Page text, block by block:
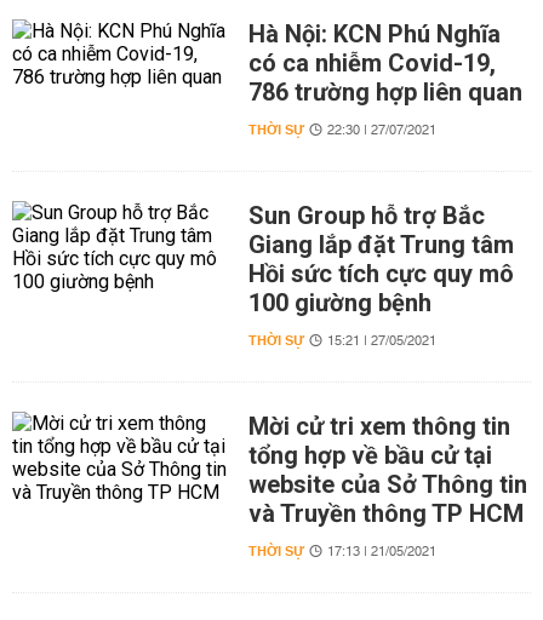
Hà Nội: KCN Phú Nghĩa
có ca nhiễm Covid-19,
786 trường hợp liên quan
THỜI SỰ 22:30 | 27/07/2021
Sun Group hỗ trợ Bắc
Giang lắp đặt Trung tâm
Hồi sức tích cực quy mô
100 giường bệnh
THỜI SỰ 15:21 | 27/05/2021
Mời cử tri xem thông tin
tổng hợp về bầu cử tại
website của Sở Thông tin
và Truyền thông TP HCM
THỜI SỰ 17:13 | 21/05/2021